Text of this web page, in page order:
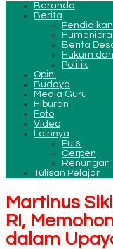
Beranda
Berita
Pendidikan
Humaniora
Berita
Hukum
Politik
Opini
Budaya
Media Guru
Hiburan
Foto
Video
Lainnya
Puisi
Cerpen
Renungan
Tulisan Pelajar
Martinus
RI,
dalam